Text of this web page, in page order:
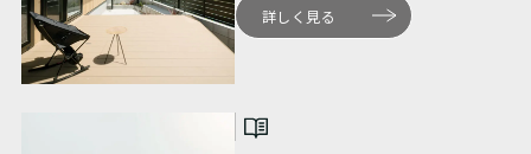
詳しく見る